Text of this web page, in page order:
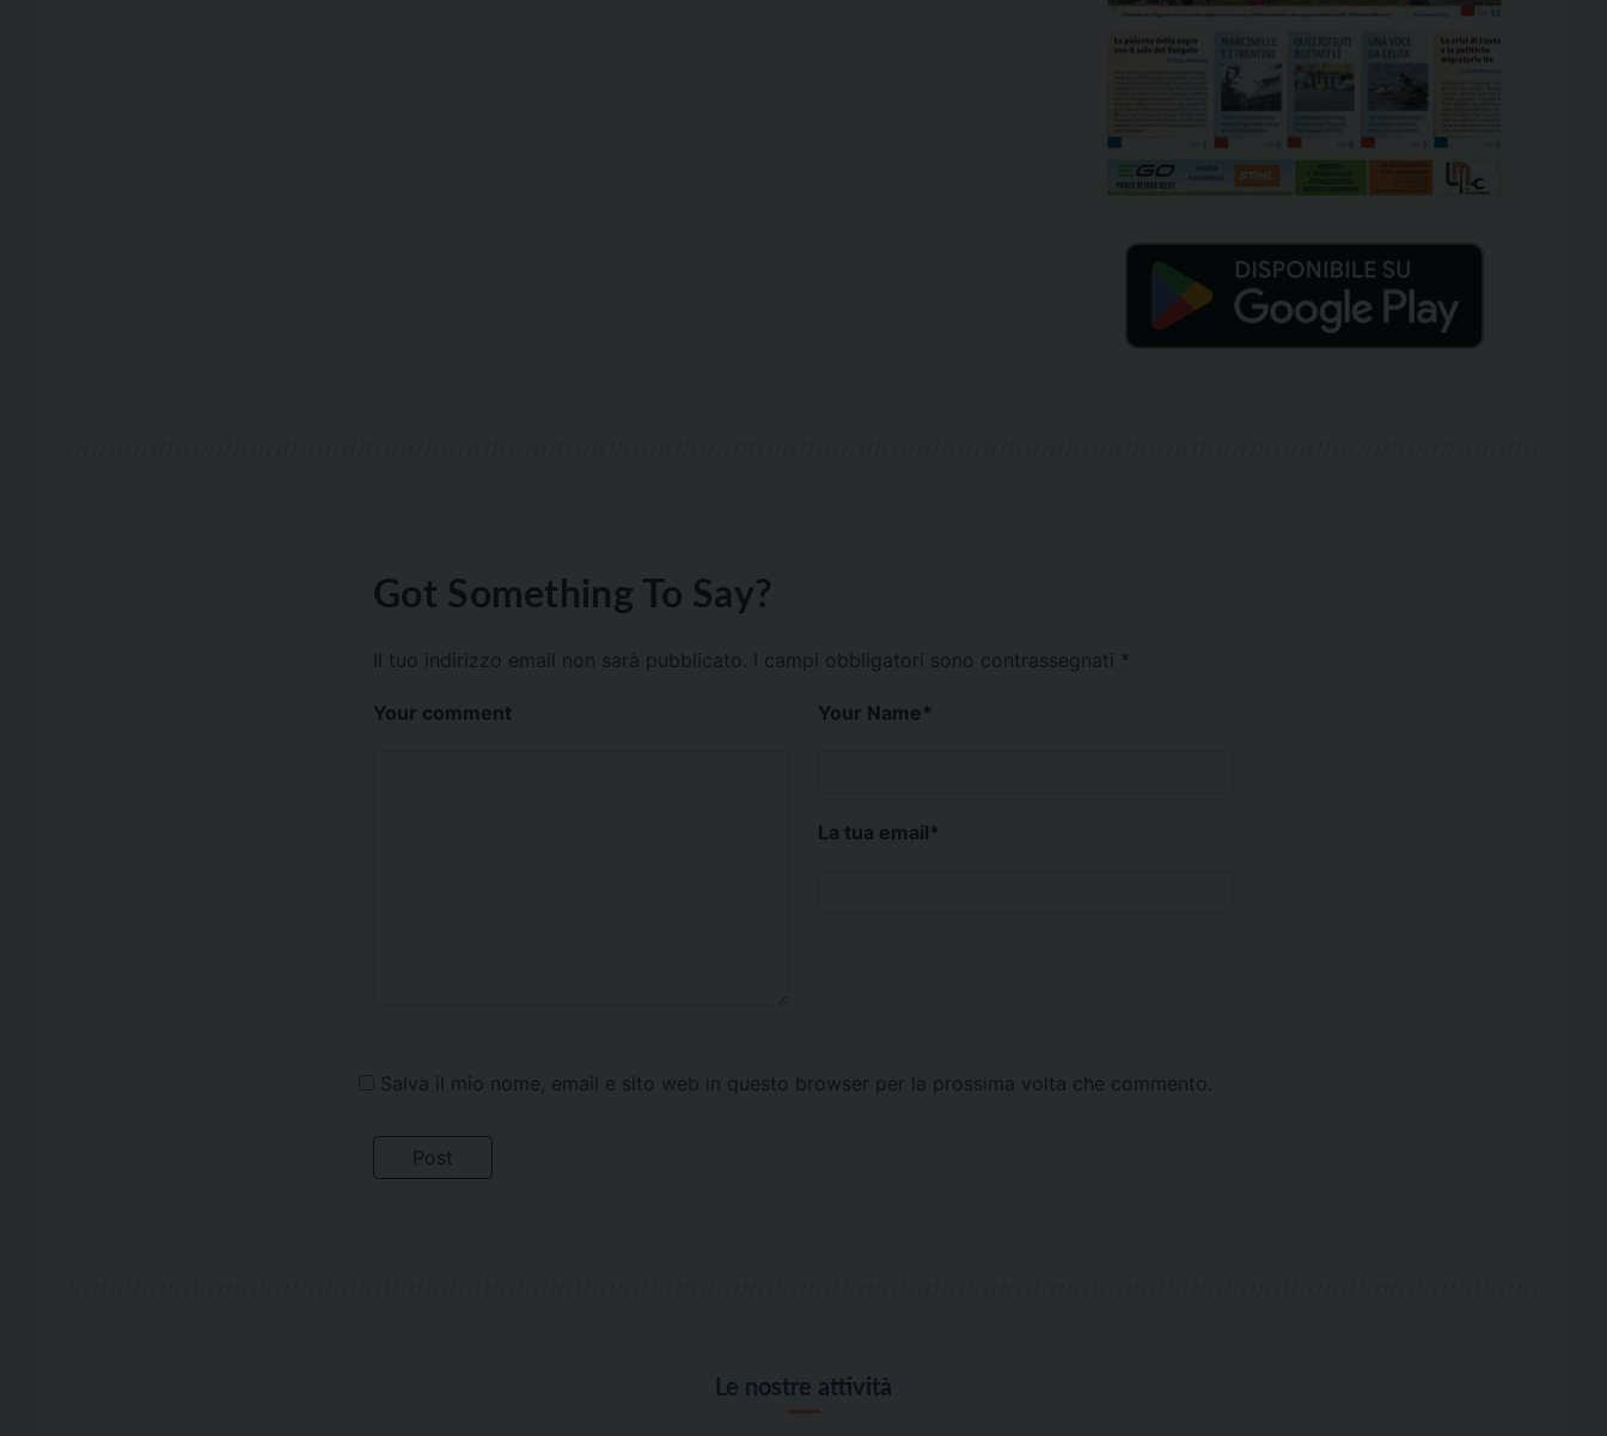
Got Something To Say?
Il tuo indirizzo email non sarà pubblicato. I campi obbligatori sono contrassegnati *
Your comment Your Name*
La tua email*
Salva il mio nome, email e sito web in questo browser per la prossima volta che commento.
Le nostre attività